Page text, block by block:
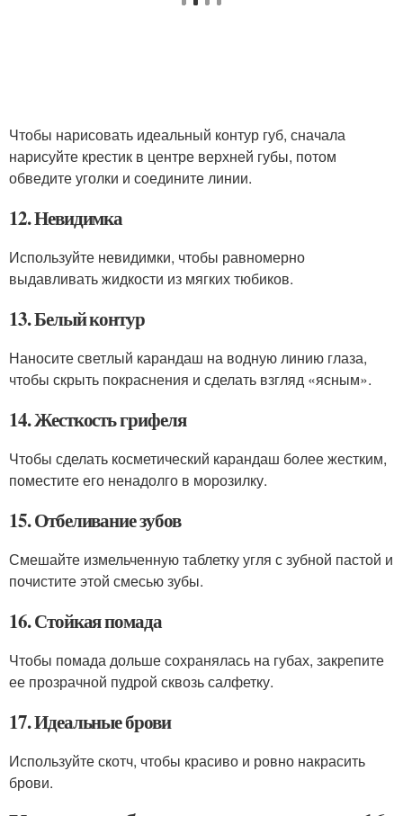
Чтобы нарисовать идеальный контур губ, сначала
нарисуйте крестик в центре верхней губы, потом
обведите уголки и соедините линии.
12. Невидимка
Используйте невидимки, чтобы равномерно
выдавливать жидкости из мягких тюбиков.
13. Белый контур
Наносите светлый карандаш на водную линию глаза,
чтобы скрыть покраснения и сделать взгляд «ясным».
14. Жесткость грифеля
Чтобы сделать косметический карандаш более жестким,
поместите его ненадолго в морозилку.
15. Отбеливание зубов
Смешайте измельченную таблетку угля с зубной пастой и
почистите этой смесью зубы.
16. Стойкая помада
Чтобы помада дольше сохранялась на губах, закрепите
ее прозрачной пудрой сквозь салфетку.
17. Идеальные брови
Используйте скотч, чтобы красиво и ровно накрасить
брови.